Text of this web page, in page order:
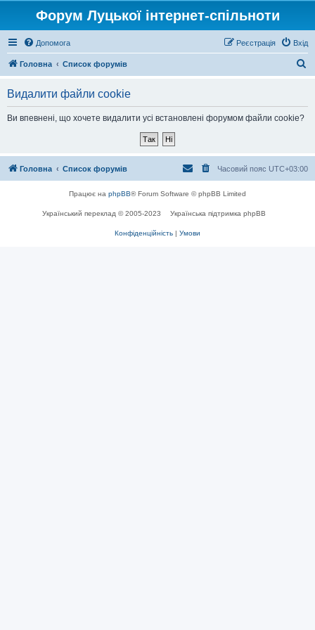
Форум Луцької інтернет-спільноти
Допомога Вхід
Реєстрація
Головна Список форумів
Видалити файли cookie
Ви впевнені, що хочете видалити усі встановлені форумом файли cookie?
Головна Список форумів Часовий пояс UTC+03:00
Працює на phpBB® Forum Software © phpBB Limited
Український переклад © 2005-2023 Українська підтримка phpBB
Конфіденційність | Умови